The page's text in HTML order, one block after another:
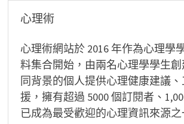
心理術
心理術網站於 2016 年作為心理學
料集合開始，由兩名心理學學生
同背景的個人提供心理健康建議
援，擁有超過 5000 個訂閱者、
已成為最受歡迎的心理資訊來源之